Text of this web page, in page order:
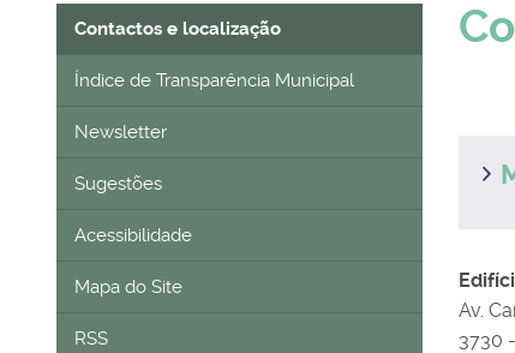
Contactos e localização
Índice de Transparência Municipal
Newsletter
Sugestões
Acessibilidade
Mapa do Site
RSS
Av.
3730